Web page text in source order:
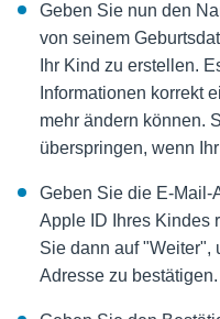
Geben Sie nun den
von seinem
Ihr Kind zu erstellen.
Informationen korrekt
mehr ändern können.
überspringen, wenn
Geben Sie die E-Mail-
Apple ID Ihres Kindes
Sie dann auf "Weiter",
Adresse zu bestätigen.